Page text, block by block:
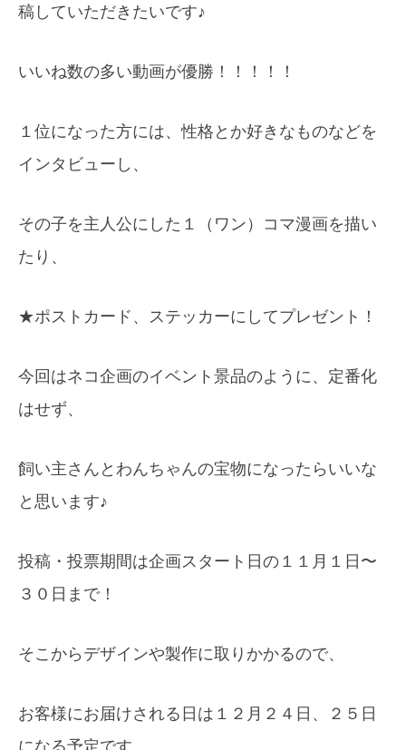
稿していただきたいです♪
いいね数の多い動画が優勝！！！！！
１位になった方には、性格とか好きなものなどを
インタビュー し、
その子を主人公にした １（ワン）コマ漫画を描い
たり、
★ポストカー ド、ステッカーに してプレゼント！
今回はネコ企画のイベント景品のように、定番化
はせず、
飼い主さんとわんちゃんの宝物になった らいいな
と思います♪
投稿・投票期間は企画スタート日の１１月１ 日〜
３０ 日まで！
そこからデザインや製作に取りかかるので、
お客様にお届けされる日は１２月２４日、２５日